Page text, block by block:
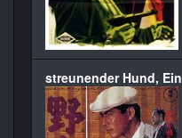
streunender Hund,